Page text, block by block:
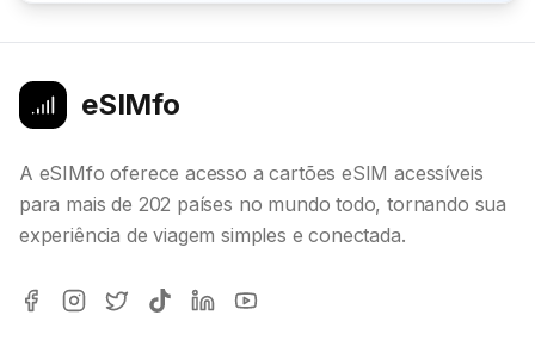
eSIMfo
A eSIMfo oferece acesso a cartões eSIM acessíveis
para mais de 202 países no mundo todo, tornando sua
experiência de viagem simples e conectada.